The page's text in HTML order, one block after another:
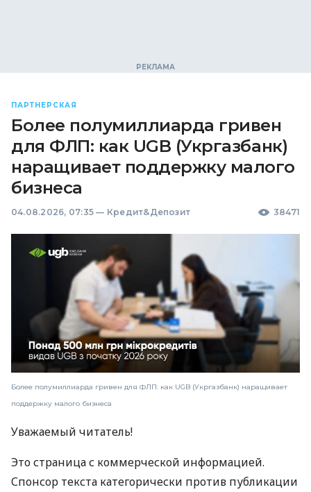
ПАРТНЕРСКАЯ
Более полумиллиарда гривен
для ФЛП: как UGB (Укргазбанк)
наращивает поддержку малого
бизнеса
04.08.2026, 07:35 — Кредит&Депозит 38471
Более полумиллиарда гривен для ФЛП: как UGB (Укргазбанк) наращивает
поддержку малого бизнеса
Уважаемый читатель!
Это страница с коммерческой информацией.
Спонсор текста категорически против публикации